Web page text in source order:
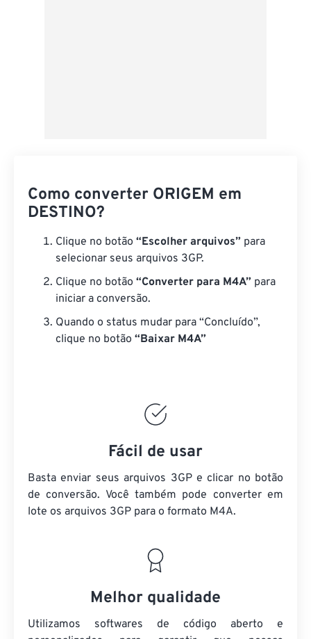
Como converter ORIGEM em
DESTINO?
Clique no botão “Escolher arquivos” para
selecionar seus arquivos 3GP.
Clique no botão “Converter para M4A” para
iniciar a conversão.
Quando o status mudar para “Concluído”,
clique no botão “Baixar M4A”
Fácil de usar
Basta enviar seus arquivos 3GP e clicar no botão
de conversão. Você também pode converter em
lote os arquivos 3GP para o formato M4A.
Melhor qualidade
Utilizamos softwares de código aberto e